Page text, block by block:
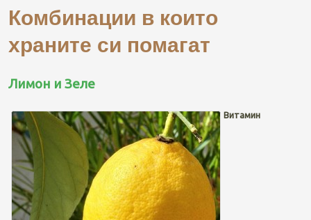
Комбинации в които
храните си помагат
Лимон и Зеле
Витамин